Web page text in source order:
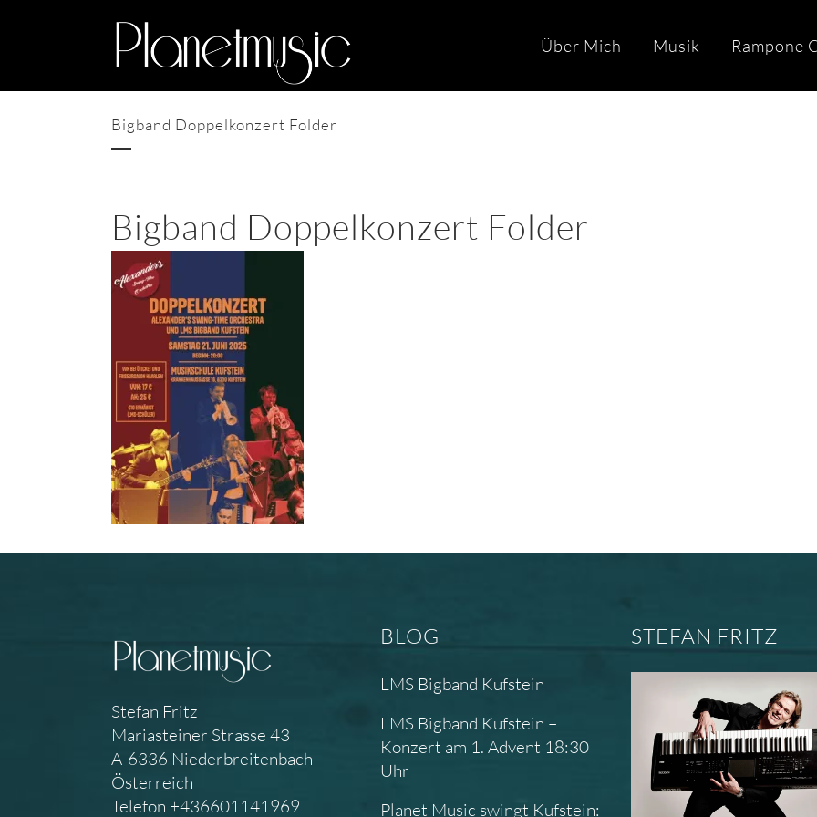
Über Mich Musik Rampone
Bigband Doppelkonzert Folder
Bigband Doppelkonzert Folder
Stefan Fritz
Mariasteiner Strasse 43
A-6336 Niederbreitenbach
Österreich
Telefon +436601141969
BLOG
LMS Bigband Kufstein
LMS Bigband Kufstein –
Konzert am 1. Advent 18:30
Uhr
Planet Music swingt Kufstein:
STEFAN FRITZ